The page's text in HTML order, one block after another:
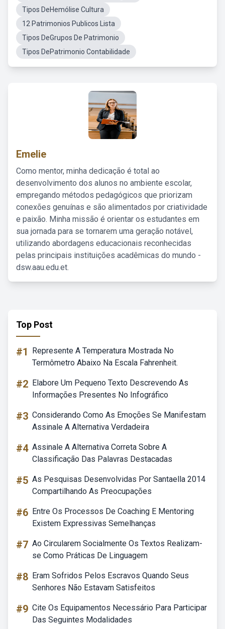
Tipos DeHemólise Cultura
12 Patrimonios Publicos Lista
Tipos DeGrupos De Patrimonio
Tipos DePatrimonio Contabilidade
Emelie
Como mentor, minha dedicação é total ao
desenvolvimento dos alunos no ambiente escolar,
empregando métodos pedagógicos que priorizam
conexões genuínas e são alimentados por criatividade
e paixão. Minha missão é orientar os estudantes em
sua jornada para se tornarem uma geração notável,
utilizando abordagens educacionais reconhecidas
pelas principais instituições acadêmicas do mundo -
dsw.aau.edu.et.
Top Post
#1
Represente A Temperatura Mostrada No
Termômetro Abaixo Na Escala Fahrenheit.
#2 Elabore Um Pequeno Texto Descrevendo As
Informações Presentes No Infográfico
#3 Considerando Como As Emoções Se Manifestam
Assinale A Alternativa Verdadeira
#4 Assinale A Alternativa Correta Sobre A
Classificação Das Palavras Destacadas
#5 As Pesquisas Desenvolvidas Por Santaella 2014
Compartilhando As Preocupações
#6 Entre Os Processos De Coaching E Mentoring
Existem Expressivas Semelhanças
#7 Ao Circularem Socialmente Os Textos Realizam-
se Como Práticas De Linguagem
#8 Eram Sofridos Pelos Escravos Quando Seus
Senhores Não Estavam Satisfeitos
#9 Cite Os Equipamentos Necessário Para Participar
Das Seguintes Modalidades